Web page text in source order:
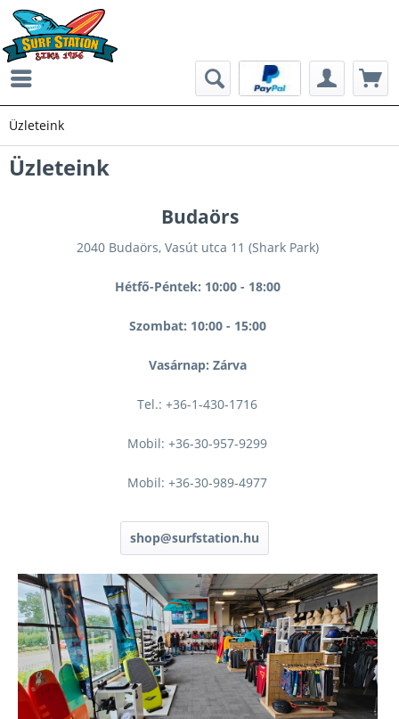
Üzleteink
Üzleteink
Budaörs
2040 Budaörs, Vasút utca 11 (Shark Park)
Hétfő-Péntek: 10:00 - 18:00
Szombat: 10:00 - 15:00
Vasárnap: Zárva
Tel.: +36-1-430-1716
Mobil: +36-30-957-9299
Mobil: +36-30-989-4977
shop@surfstation.hu